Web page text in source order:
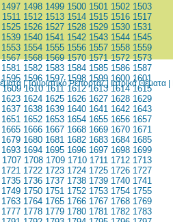
1497 1498 1499 1500 1501 1502 1503
1511 1512 1513 1514 1515 1516 1517
1525 1526 1527 1528 1529 1530 1531
1539 1540 1541 1542 1543 1544 1545
1553 1554 1555 1556 1557 1558 1559
1567 1568 1569 1570 1571 1572 1573
1581 1582 1583 1584 1585 1586 1587
1595 1596 1597 1598 1599 1600 1601
1609 1610 1611 1612 1613 1614 1615
1623 1624 1625 1626 1627 1628 1629
1637 1638 1639 1640 1641 1642 1643
1651 1652 1653 1654 1655 1656 1657
1665 1666 1667 1668 1669 1670 1671
1679 1680 1681 1682 1683 1684 1685
1693 1694 1695 1696 1697 1698 1699
1707 1708 1709 1710 1711 1712 1713
1721 1722 1723 1724 1725 1726 1727
1735 1736 1737 1738 1739 1740 1741
1749 1750 1751 1752 1753 1754 1755
1763 1764 1765 1766 1767 1768 1769
1777 1778 1779 1780 1781 1782 1783
|Τουριστικό Ρεπορτάζ| Ιατρικά Θέματα|